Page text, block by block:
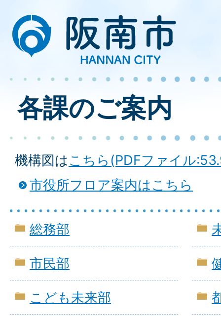
各課のご案内
機構図はこちら(PDFファイル
市役所フロア案内はこちら
総務部
市民部
こども未来部